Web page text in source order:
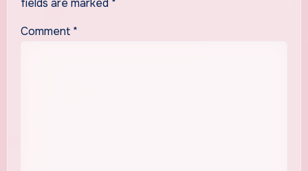
fields are marked *
Comment *